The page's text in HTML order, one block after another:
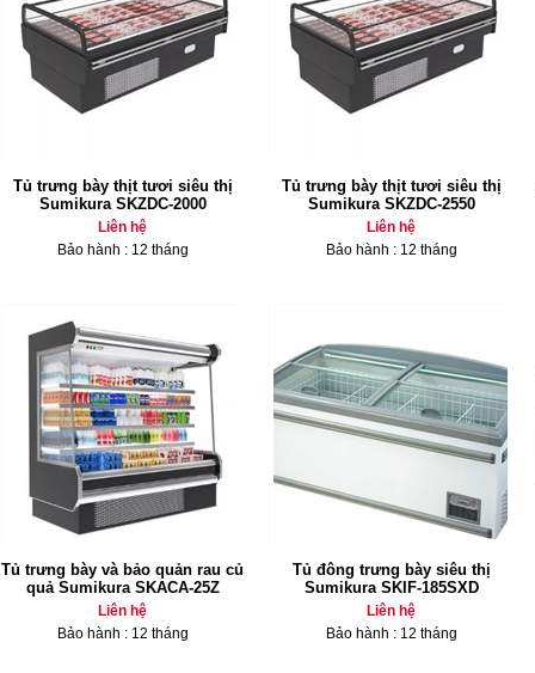
Tủ trưng bày thịt tươi siêu thị
Sumikura SKZDC-2000
Liên hệ
Bảo hành : 12 tháng
Tủ trưng bày thịt tươi siêu thị
Sumikura SKZDC-2550
Liên hệ
Bảo hành : 12 tháng
Tủ trưng bày và bảo quản rau củ
quả Sumikura SKACA-25Z
Liên hệ
Bảo hành : 12 tháng
Tủ đông trưng bày siêu thị
Sumikura SKIF-185SXD
Liên hệ
Bảo hành : 12 tháng